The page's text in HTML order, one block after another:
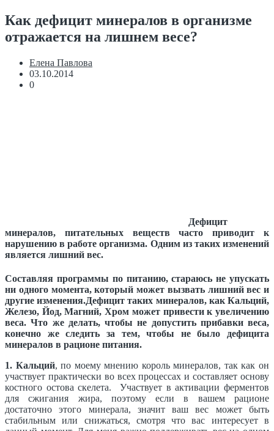
Как дефицит минералов в организме
отражается на лишнем весе?
Елена Павлова
03.10.2014
0
Дефицит
минералов, питательных веществ часто приводит к
нарушению в работе организма. Одним из таких изменений
является лишний вес.
Составляя программы по питанию, стараюсь не упускать
ни одного момента, который может вызвать лишний вес и
другие изменения.Дефицит таких минералов, как Кальций,
Железо, Йод, Магний, Хром может привести к увеличению
веса. Что же делать, чтобы не допустить прибавки веса,
конечно же следить за тем, чтобы не было дефицита
минералов в рационе питания.
1. Кальций, по моему мнению король минералов, так как он
участвует практически во всех процессах и составляет основу
костного остова скелета. Участвует в активации ферментов
для сжигания жира, поэтому если в вашем рационе
достаточно этого минерала, значит ваш вес может быть
стабильным или снижаться, смотря что вас интересует в